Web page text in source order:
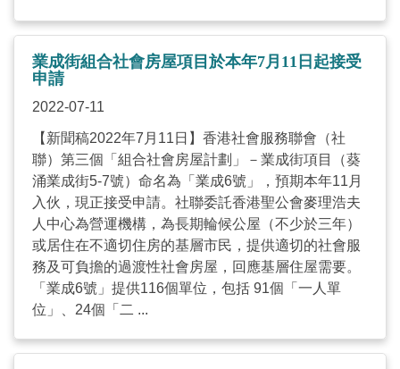
業成街組合社會房屋項目於本年7月11日起接受
申請
2022-07-11
【新聞稿2022年7月11日】香港社會服務聯會（社
聯）第三個「組合社會房屋計劃」－業成街項目（葵
涌業成街5-7號）命名為「業成6號」，預期本年11月
入伙，現正接受申請。社聯委託香港聖公會麥理浩夫
人中心為營運機構，為長期輪候公屋（不少於三年）
或居住在不適切住房的基層市民，提供適切的社會服
務及可負擔的過渡性社會房屋，回應基層住屋需要。
「業成6號」提供116個單位，包括 91個「一人單
位」、24個「二 ...